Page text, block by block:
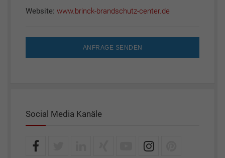
Website: www.brinck-brandschutz-center.de
ANFRAGE SENDEN
Social Media Kanäle